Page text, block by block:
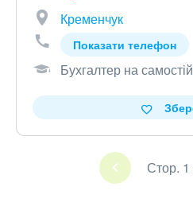
Кременчук
Показати телефон
Бухгалтер на
Стор. 1